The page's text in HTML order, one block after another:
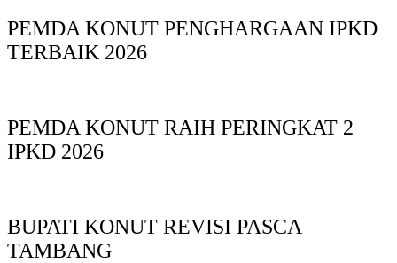
PEMDA KONUT PENGHARGAAN IPKD
TERBAIK 2026
PEMDA KONUT RAIH PERINGKAT 2
IPKD 2026
BUPATI KONUT REVISI PASCA
TAMBANG